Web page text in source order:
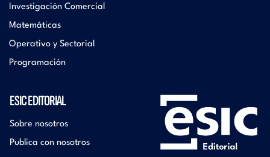
Investigación Comercial
Matemáticas
Operativo y Sectorial
Programación
ESIC EDITORIAL
Sobre nosotros
Publica con nosotros